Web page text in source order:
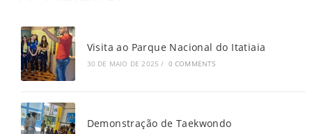
Visita ao Parque Nacional do Itatiaia
30 DE MAIO DE 2025 / 0 COMMENTS
Demonstração de Taekwondo